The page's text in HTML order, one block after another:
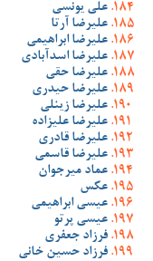
علی یونسی
علیرضا آرتا
علیرضا ابراهیمی
علیرضا اسدآبادی
علیرضا حقی
علیرضا حیدری
علیرضا زینلی
علیرضا علیزاده
علیرضا قادری
علیرضا قاسمی
عماد میرجوان
عکس
عیسی ابراهیمی
عیسی پرتو
فرزاد جعفری
فرزاد حسین خانی